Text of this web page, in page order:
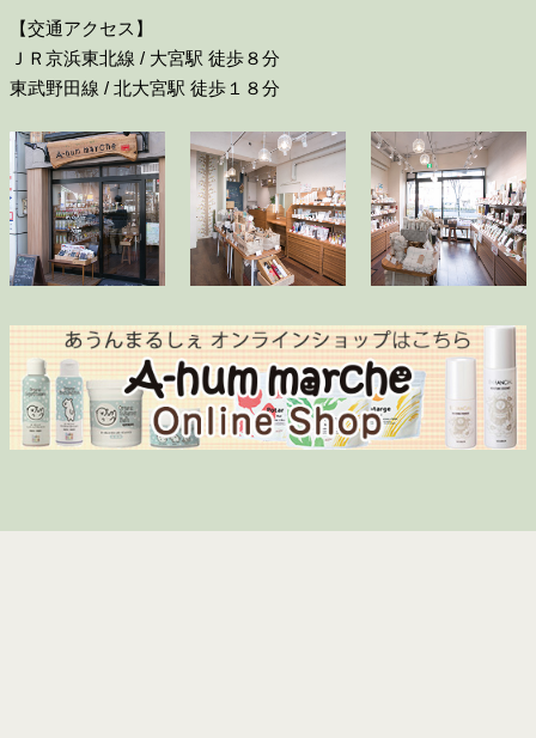
【交通アクセス】
ＪＲ京浜東北線 / 大宮駅 徒歩８分
東武野田線 / 北大宮駅 徒歩１８分